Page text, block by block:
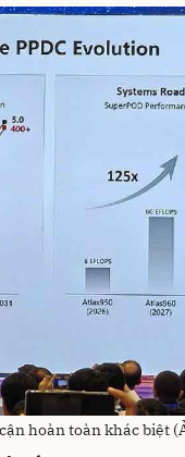
hoàn toàn khác biệt